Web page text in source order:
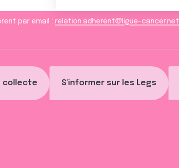
collecte S'informer sur les Legs
par email : relation.adherent@ligue-cancer.net